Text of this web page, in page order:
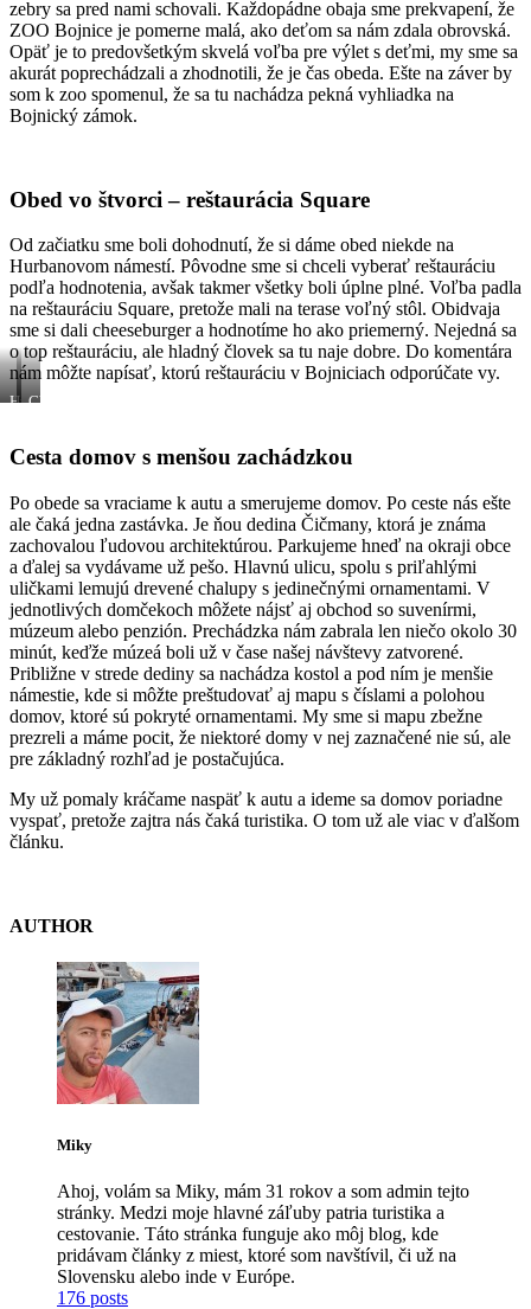
zebry sa pred nami schovali. Každopádne obaja sme prekvapení, že
ZOO Bojnice je pomerne malá, ako deťom sa nám zdala obrovská.
Opäť je to predovšetkým skvelá voľba pre výlet s deťmi, my sme sa
akurát poprechádzali a zhodnotili, že je čas obeda. Ešte na záver by
som k zoo spomenul, že sa tu nachádza pekná vyhliadka na
Bojnický zámok.
Obed vo štvorci – reštaurácia Square
Od začiatku sme boli dohodnutí, že si dáme obed niekde na
Hurbanovom námestí. Pôvodne sme si chceli vyberať reštauráciu
podľa hodnotenia, avšak takmer všetky boli úplne plné. Voľba padla
na reštauráciu Square, pretože mali na terase voľný stôl. Obidvaja
sme si dali cheeseburger a hodnotíme ho ako priemerný. Nejedná sa
o top reštauráciu, ale hladný človek sa tu naje dobre. Do komentára
nám môžte napísať, ktorú reštauráciu v Bojniciach odporúčate vy.
Hurbanovo
Cheeseburger
Cesta domov s menšou zachádzkou
Po obede sa vraciame k autu a smerujeme domov. Po ceste nás ešte
ale čaká jedna zastávka. Je ňou dedina Čičmany, ktorá je známa
zachovalou ľudovou architektúrou. Parkujeme hneď na okraji obce
a ďalej sa vydávame už pešo. Hlavnú ulicu, spolu s priľahlými
uličkami lemujú drevené chalupy s jedinečnými ornamentami. V
jednotlivých domčekoch môžete nájsť aj obchod so suvenírmi,
múzeum alebo penzión. Prechádzka nám zabrala len niečo okolo 30
minút, keďže múzeá boli už v čase našej návštevy zatvorené.
Približne v strede dediny sa nachádza kostol a pod ním je menšie
námestie, kde si môžte preštudovať aj mapu s číslami a polohou
domov, ktoré sú pokryté ornamentami. My sme si mapu zbežne
prezreli a máme pocit, že niektoré domy v nej zaznačené nie sú, ale
pre základný rozhľad je postačujúca.
My už pomaly kráčame naspäť k autu a ideme sa domov poriadne
vyspať, pretože zajtra nás čaká turistika. O tom už ale viac v ďalšom
článku.
AUTHOR
Miky
Ahoj, volám sa Miky, mám 31 rokov a som admin tejto
stránky. Medzi moje hlavné záľuby patria turistika a
cestovanie. Táto stránka funguje ako môj blog, kde
pridávam články z miest, ktoré som navštívil, či už na
Slovensku alebo inde v Európe.
176 posts